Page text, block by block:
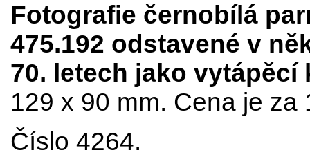
Fotografie černobílá
475.192 odstavené v
70. letech jako vytápěcí
129 x 90 mm. Cena je za
Číslo 4264.